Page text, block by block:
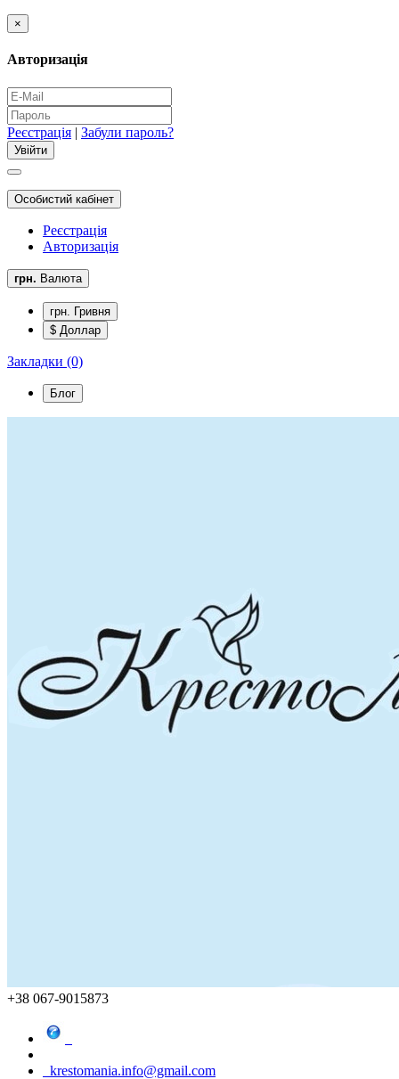
×
Авторизація
Реєстрація | Забули пароль?
Особистий кабінет
Реєстрація
Авторизація
грн. Валюта
грн. Гривня
$ Доллар
Закладки (0)
Блог
+38 067-9015873
krestomania.info@gmail.com